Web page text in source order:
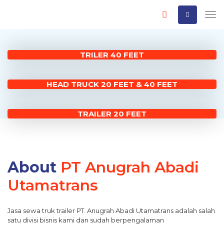
TRILER 40 FEET
HEAD TRUCK 20 FEET & 40 FEET
TRAILER 20 FEET
About PT Anugrah Abadi
Utamatrans
Jasa sewa truk trailer PT. Anugrah Abadi Utamatrans adalah salah
satu divisi bisnis kami dan sudah berpengalaman